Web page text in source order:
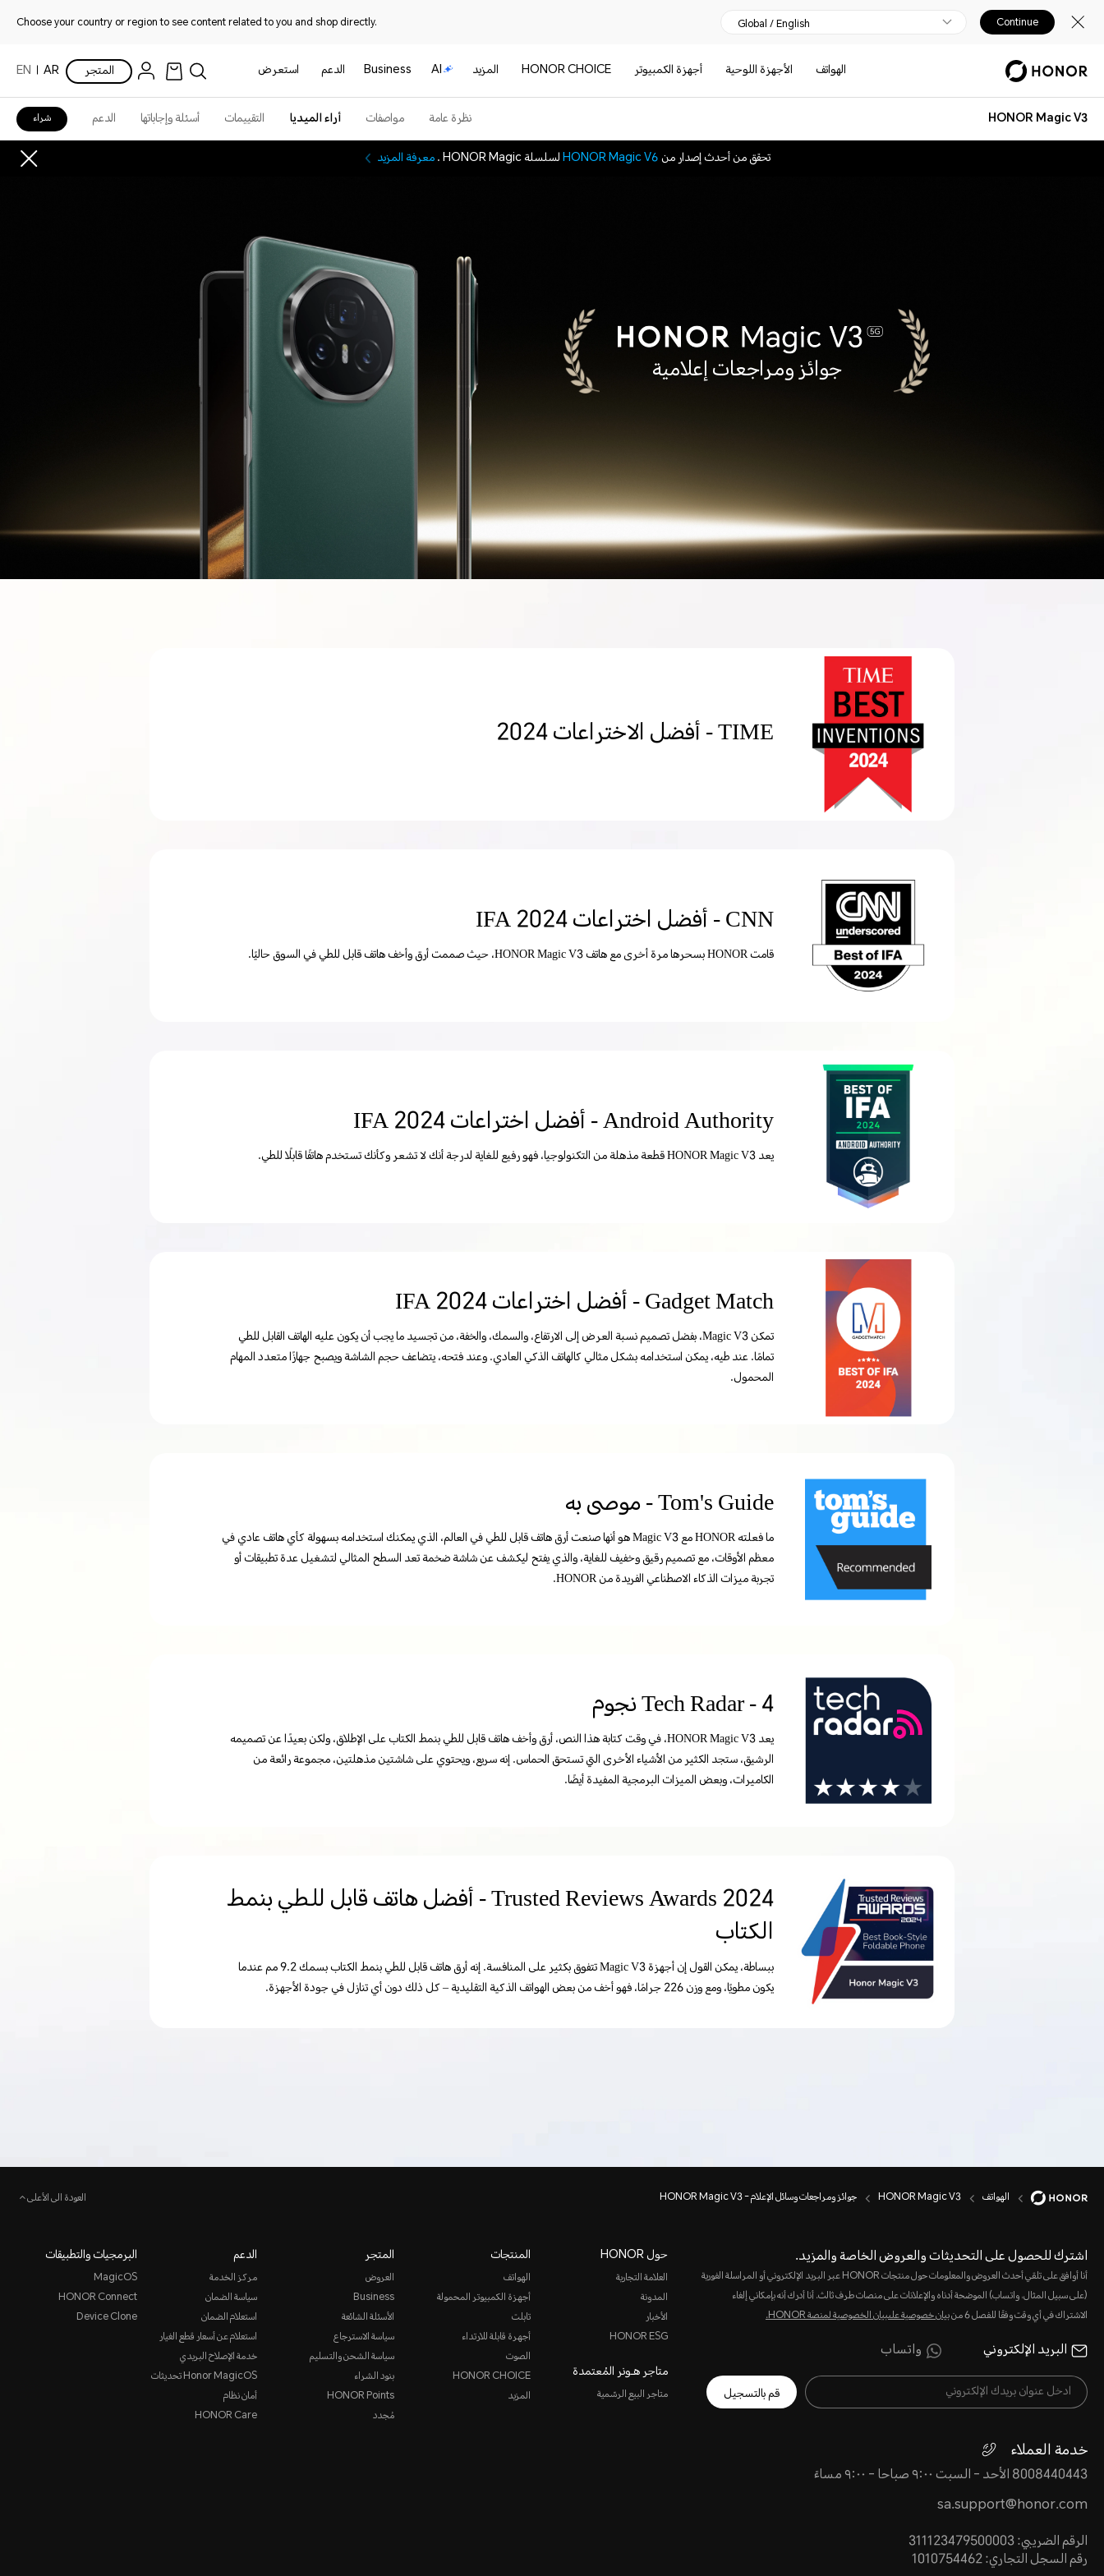
Choose your country or region to see content related to you and shop directly. Global / English Continue
الهواتف الأجهزة اللوحية أجهزة الكمبيوتر HONOR CHOICE المزيد AI
Business الدعم استعرض المتجر AR
EN
HONOR Magic V3 نظرة عامة مواصفات أراء الميديا التقييمات أسئلة وإجاباتها الدعم شراء
تحقق من أحدث إصدار منHONOR Magic V6لسلسلة HONOR Magic . معرفة المزيد
جوائز ومراجعات إعلامية
TIME - أفضل الاختراعات 2024
CNN - أفضل اختراعات IFA 2024
قامت HONOR بسحرها مرة أخرى مع هاتف HONOR Magic V3، حيث صممت أرق وأخف هاتف قابل للطي في السوق حاليًا.
Android Authority - أفضل اختراعات IFA 2024
يعد HONOR Magic V3 قطعة مذهلة من التكنولوجيا، فهو رفيع للغاية لدرجة أنك لا تشعر وكأنك تستخدم هاتفًا قابلًا للطي.
Gadget Match - أفضل اختراعات IFA 2024
تمكن Magic V3، بفضل تصميم نسبة العرض إلى الارتفاع، والسمك، والخفة، من تجسيد ما يجب أن يكون عليه الهاتف القابل للطي
تمامًا. عند طيه، يمكن استخدامه بشكل مثالي كالهاتف الذكي العادي. وعند فتحه، يتضاعف حجم الشاشة ويصبح جهازًا متعدد المهام
المحمول.
Tom's Guide - موصى به
ما فعلته HONOR مع Magic V3 هو أنها صنعت أرق هاتف قابل للطي في العالم، الذي يمكنك استخدامه بسهولة كأي هاتف عادي في
معظم الأوقات، مع تصميم رقيق وخفيف للغاية، والذي يفتح ليكشف عن شاشة ضخمة تعد السطح المثالي لتشغيل عدة تطبيقات أو
تجربة ميزات الذكاء الاصطناعي الفريدة من HONOR.
Tech Radar - 4 نجوم
يعد HONOR Magic V3، في وقت كتابة هذا النص، أرق وأخف هاتف قابل للطي بنمط الكتاب على الإطلاق، ولكن بعيدًا عن تصميمه
الرشيق، ستجد الكثير من الأشياء الأخرى التي تستحق الحماس. إنه سريع، ويحتوي على شاشتين مذهلتين، مجموعة رائعة من
الكاميرات، وبعض الميزات البرمجية المفيدة أيضًا.
Trusted Reviews Awards 2024 - أفضل هاتف قابل للطي بنمط
الكتاب
ببساطة، يمكن القول إن أجهزة Magic V3 تتفوق بكثير على المنافسة. إنه أرق هاتف قابل للطي بنمط الكتاب بسمك 9.2 مم عندما
يكون مطويًا، ومع وزن 226 جرامًا، فهو أخف من بعض الهواتف الذكية التقليدية – كل ذلك دون أي تنازل في جودة الأجهزة.
الهواتف HONOR Magic V3 جوائز ومراجعات وسائل الإعلام - HONOR Magic V3 العودة الى الأعلى
اشترك للحصول على التحديثات والعروض الخاصة والمزيد.
أنا أوافق على تلقي أحدث العروض والمعلومات حول منتجات HONOR عبر البريد الإلكتروني أو المراسلة الفورية
(على سبيل المثال، واتساب) الموضحة أدناه والإعلانات على منصات طرف ثالث. أنا أدرك أنه بإمكاني إلغاء
الاشتراك في أي وقت وفقًا للفصل 6 من
بيان خصوصية علىبيان الخصوصية لمنصة HONOR‬.
البريد الإلكتروني واتساب
قم بالتسجيل
خدمة العملاء
8008440443 الأحد - السبت ٩:٠٠ صباحا - ٩:٠٠ مساءً
sa.support@honor.com
الرقم الضريبي: 311123479500003
رقم السجل التجاري: 1010754462
حول HONOR
العلامة التجارية
المدونة
الأخبار
HONOR ESG
متاجر هـونر المُعتمدة
متاجر البيع الرسّمية
المنتجات
الهواتف
أجهزة الكمبيوتر المحمولة
تابلت
أجهرة قابلة للارتداء
الصوت
HONOR CHOICE
المزيد
المتجر
العروض
Business
الأسئلة الشائعة
سياسة الاسترجاع
سياسة الشحن والتسليم
بنود الشراء
HONOR Points
مُجدد
الدعم
مركز الخدمة
سياسة الضمان
استعلام الضمان
استعلام عن أسعار قطع الغيار
خدمة الإصلاح البريدي
Honor MagicOS تحديثات
أمان نظام
HONOR Care
البرمجيات والتطبيقات
MagicOS
HONOR Connect
Device Clone